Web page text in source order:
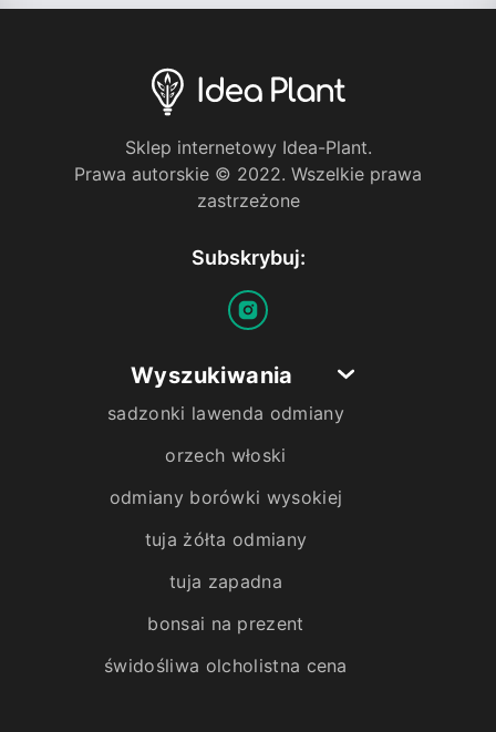
Sklep internetowy Idea-Plant.
Prawa autorskie © 2022. Wszelkie prawa
zastrzeżone
Subskrybuj:
Wyszukiwania
sadzonki lawenda odmiany
orzech włoski
odmiany borówki wysokiej
tuja żółta odmiany
tuja zapadna
bonsai na prezent
świdośliwa olcholistna cena